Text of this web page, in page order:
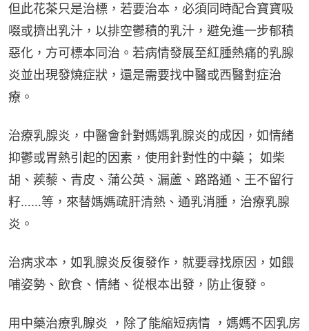
但此花茶只是治標，若要治本，必須同時配合寶寶吸
啜或擠出乳汁，以排空鬱積的乳汁，避免進一步郁積
惡化，方可標本同治。若病情發展至紅腫熱痛的乳腺
炎並出現發燒症狀，還是需要找中醫或西醫對症治
療。
治療乳腺炎，中醫會針對媽媽乳腺炎的成因，如情緒
抑鬱或胃熱引起的因素，使用針對性的中藥； 如柴
胡、蒺藜、青皮、蒲公英、漏蘆、路路通、王不留行
籽……等，來替媽媽疏肝清熱、通乳消腫，治療乳腺
炎。
治病求本，如乳腺炎反復發作，就要尋找原因，如餵
哺姿勢、飲食、情緒、從根本出發，防止復發。
用中藥治療乳腺炎 ，除了能縮短病情 ，媽媽不因乳房